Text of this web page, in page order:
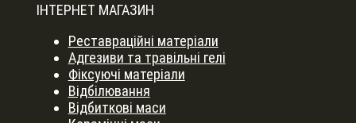
ІНТЕРНЕТ МАГАЗИН
Реставраційні матеріали
Адгезиви та травільні гелі
Фіксуючі матеріали
Відбілювання
Відбиткові маси